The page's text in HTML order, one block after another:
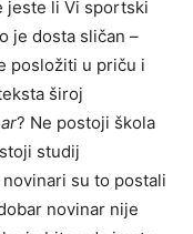
jeste li Vi sportski
je dosta sličan –
posložiti u priču i
široj
? Ne postoji škola
studij
su to postali
novinar nije